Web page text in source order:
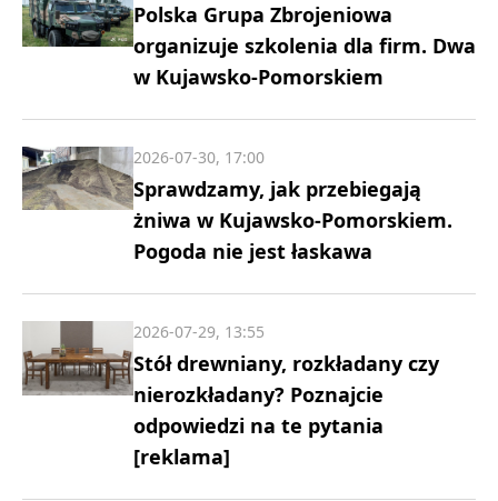
Polska Grupa Zbrojeniowa
organizuje szkolenia dla firm. Dwa
w Kujawsko-Pomorskiem
Sprawdzamy, jak przebiegają
żniwa w Kujawsko-Pomorskiem.
Pogoda nie jest łaskawa
2026-07-30, 17:00
Stół drewniany, rozkładany czy
nierozkładany? Poznajcie
odpowiedzi na te pytania
[reklama]
2026-07-29, 13:55